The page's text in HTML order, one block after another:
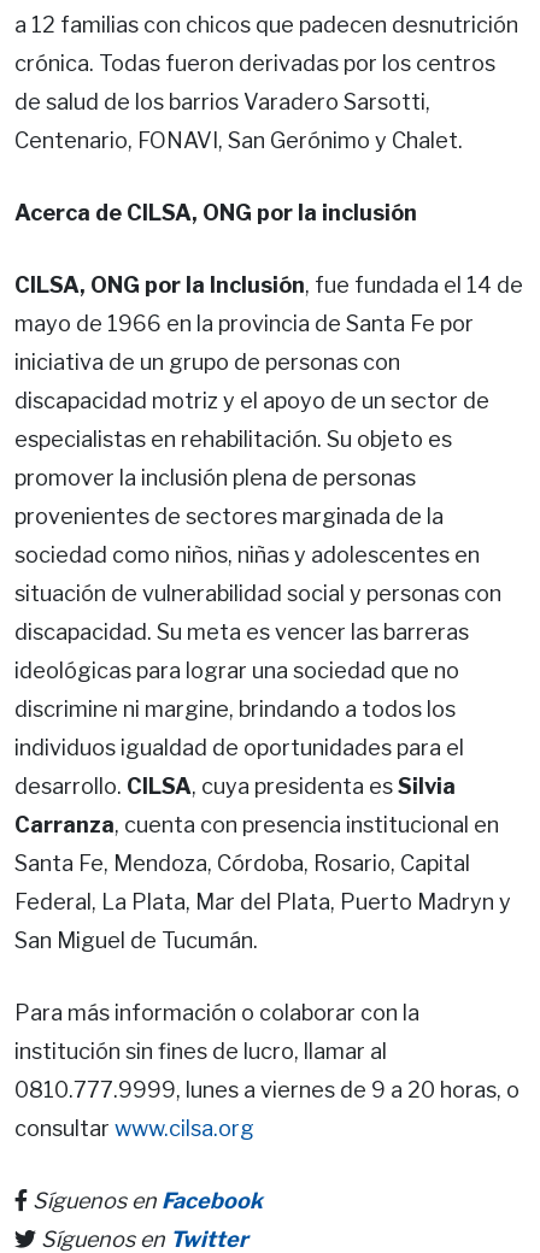
a 12 familias con chicos que padecen desnutrición
crónica. Todas fueron derivadas por los centros
de salud de los barrios Varadero Sarsotti,
Centenario, FONAVI, San Gerónimo y Chalet.
Acerca de CILSA, ONG por la inclusión
CILSA, ONG por la Inclusión, fue fundada el 14 de
mayo de 1966 en la provincia de Santa Fe por
iniciativa de un grupo de personas con
discapacidad motriz y el apoyo de un sector de
especialistas en rehabilitación. Su objeto es
promover la inclusión plena de personas
provenientes de sectores marginada de la
sociedad como niños, niñas y adolescentes en
situación de vulnerabilidad social y personas con
discapacidad. Su meta es vencer las barreras
ideológicas para lograr una sociedad que no
discrimine ni margine, brindando a todos los
individuos igualdad de oportunidades para el
desarrollo. CILSA, cuya presidenta esSilvia
Carranza, cuenta con presencia institucional en
Santa Fe, Mendoza, Córdoba, Rosario, Capital
Federal, La Plata, Mar del Plata, Puerto Madryn y
San Miguel de Tucumán.
Para más información o colaborar con la
institución sin fines de lucro, llamar al
0810.777.9999, lunes a viernes de 9 a 20 horas, o
consultar www.cilsa.org
Síguenos en Facebook
Síguenos en Twitter